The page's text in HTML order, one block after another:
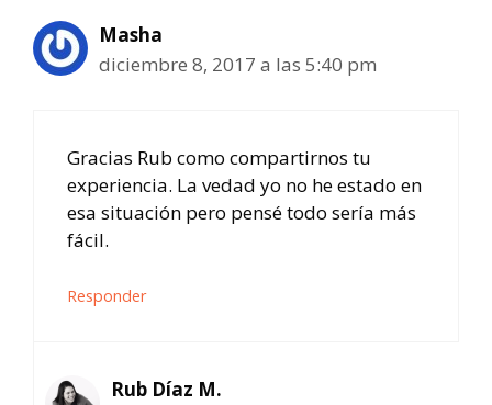
Masha
diciembre 8, 2017 a las 5:40 pm
Gracias Rub como compartirnos tu
experiencia. La vedad yo no he estado en
esa situación pero pensé todo sería más
fácil.
Responder
Rub Díaz M.